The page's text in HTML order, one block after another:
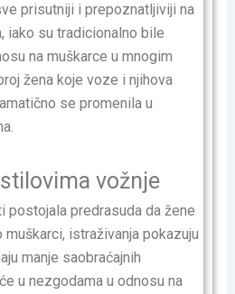
prisutniji i prepoznatljiviji na
iako su tradicionalno bile
na muškarce u mnogim
žena koje voze i njihova
se promenila u
vožnje
postojala predrasuda da žene
istraživanja pokazuju
manje saobraćajnih
u nezgodama u odnosu na